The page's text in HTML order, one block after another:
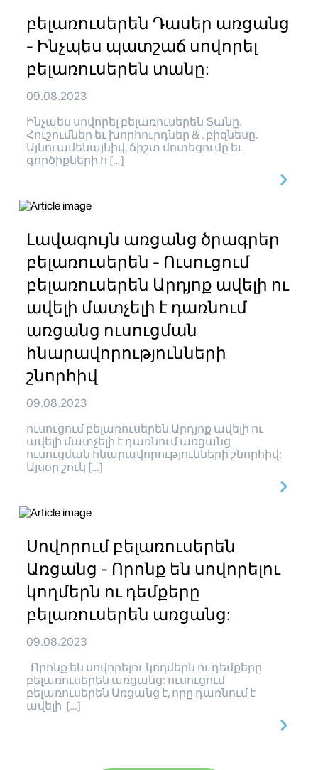
բելառուսերեն Դասեր առցանց
- Ինչպես պատշաճ սովորել
բելառուսերեն տանը:
09.08.2023
Ինչպես սովորել բելառուսերեն Տանը.
Հուշումներ եւ խորհուրդներ & . բիզնեսը.
Այնուամենայնիվ, ճիշտ մոտեցումը եւ
գործիքների հ […]
Լավագույն առցանց ծրագրեր
բելառուսերեն - Ուսուցում
բելառուսերեն Արդյոք ավելի ու
ավելի մատչելի է դառնում
առցանց ուսուցման
հնարավորությունների
շնորհիվ
09.08.2023
ուսուցում բելառուսերեն Արդյոք ավելի ու
ավելի մատչելի է դառնում առցանց
ուսուցման հնարավորությունների շնորհիվ:
Այսօր շուկ […]
Սովորում բելառուսերեն
Առցանց - Որոնք են սովորելու
կողմերն ու դեմքերը
բելառուսերեն առցանց:
09.08.2023
Որոնք են սովորելու կողմերն ու դեմքերը
բելառուսերեն առցանց: ուսուցում
բելառուսերեն Առցանց է, որը դառնում է
ավելի […]